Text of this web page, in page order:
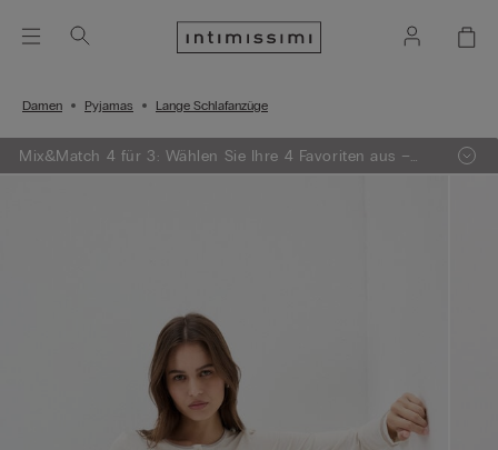
Damen Pyjamas Lange Schlafanzüge
Mix&Match 4 für 3: Wählen Sie Ihre 4 Favoriten aus –
egal ob Strickwaren, Pyjamas oder Dessous – und